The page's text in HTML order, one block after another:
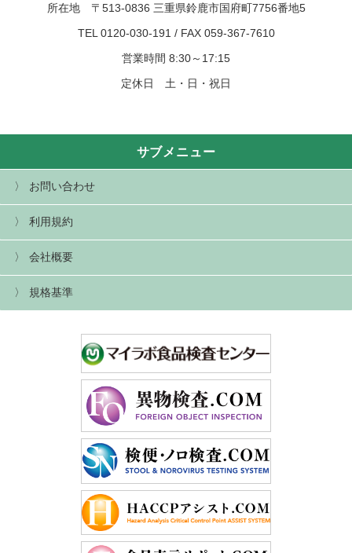
所在地 〒513-0836 三重県鈴鹿市国府町7756番地5
TEL 0120-030-191 / FAX 059-367-7610
営業時間 8:30～17:15
定休日 土・日・祝日
サブメニュー
お問い合わせ
利用規約
会社概要
規格基準